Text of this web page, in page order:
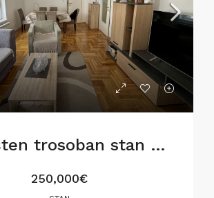
Namešten trosoban stan u Gostivarskoj ulici,76m2
250,000€